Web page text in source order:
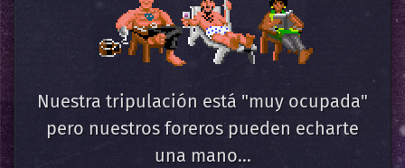
Nuestra tripulación está "muy ocupada"
pero nuestros foreros pueden echarte
una mano...